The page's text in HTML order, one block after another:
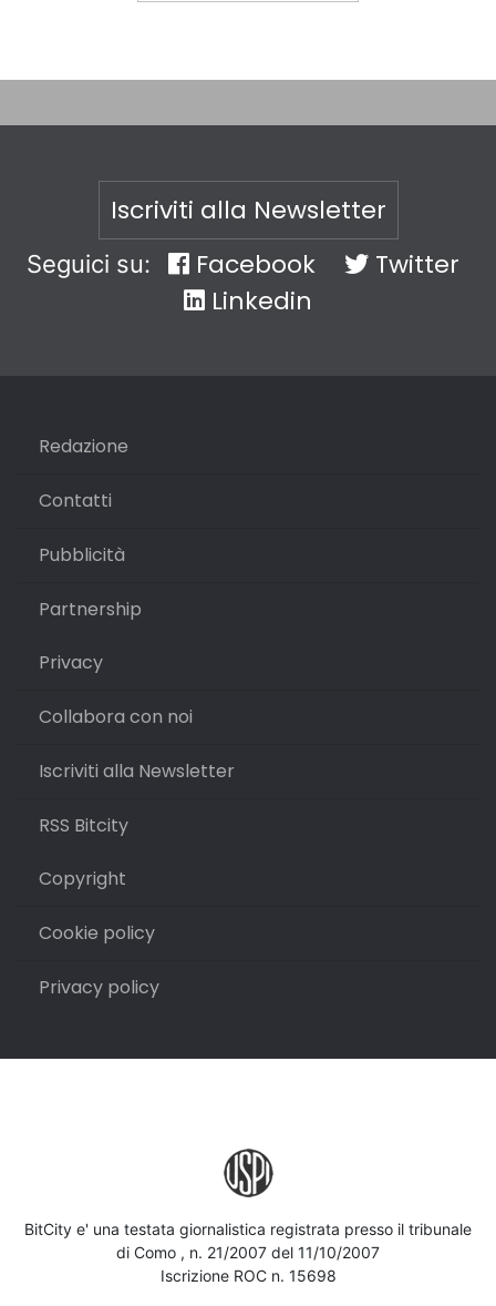
Iscriviti alla Newsletter
Seguici su: Facebook
Twitter
Linkedin
Redazione
Contatti
Pubblicità
Partnership
Privacy
Collabora con noi
Iscriviti alla Newsletter
RSS Bitcity
Copyright
Cookie policy
Privacy policy
BitCity e' una testata giornalistica registrata presso il tribunale
di Como , n. 21/2007 del 11/10/2007
Iscrizione ROC n. 15698